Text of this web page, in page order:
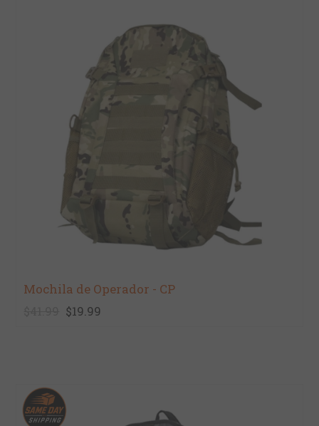
Mochila de Operador - CP
$19.99